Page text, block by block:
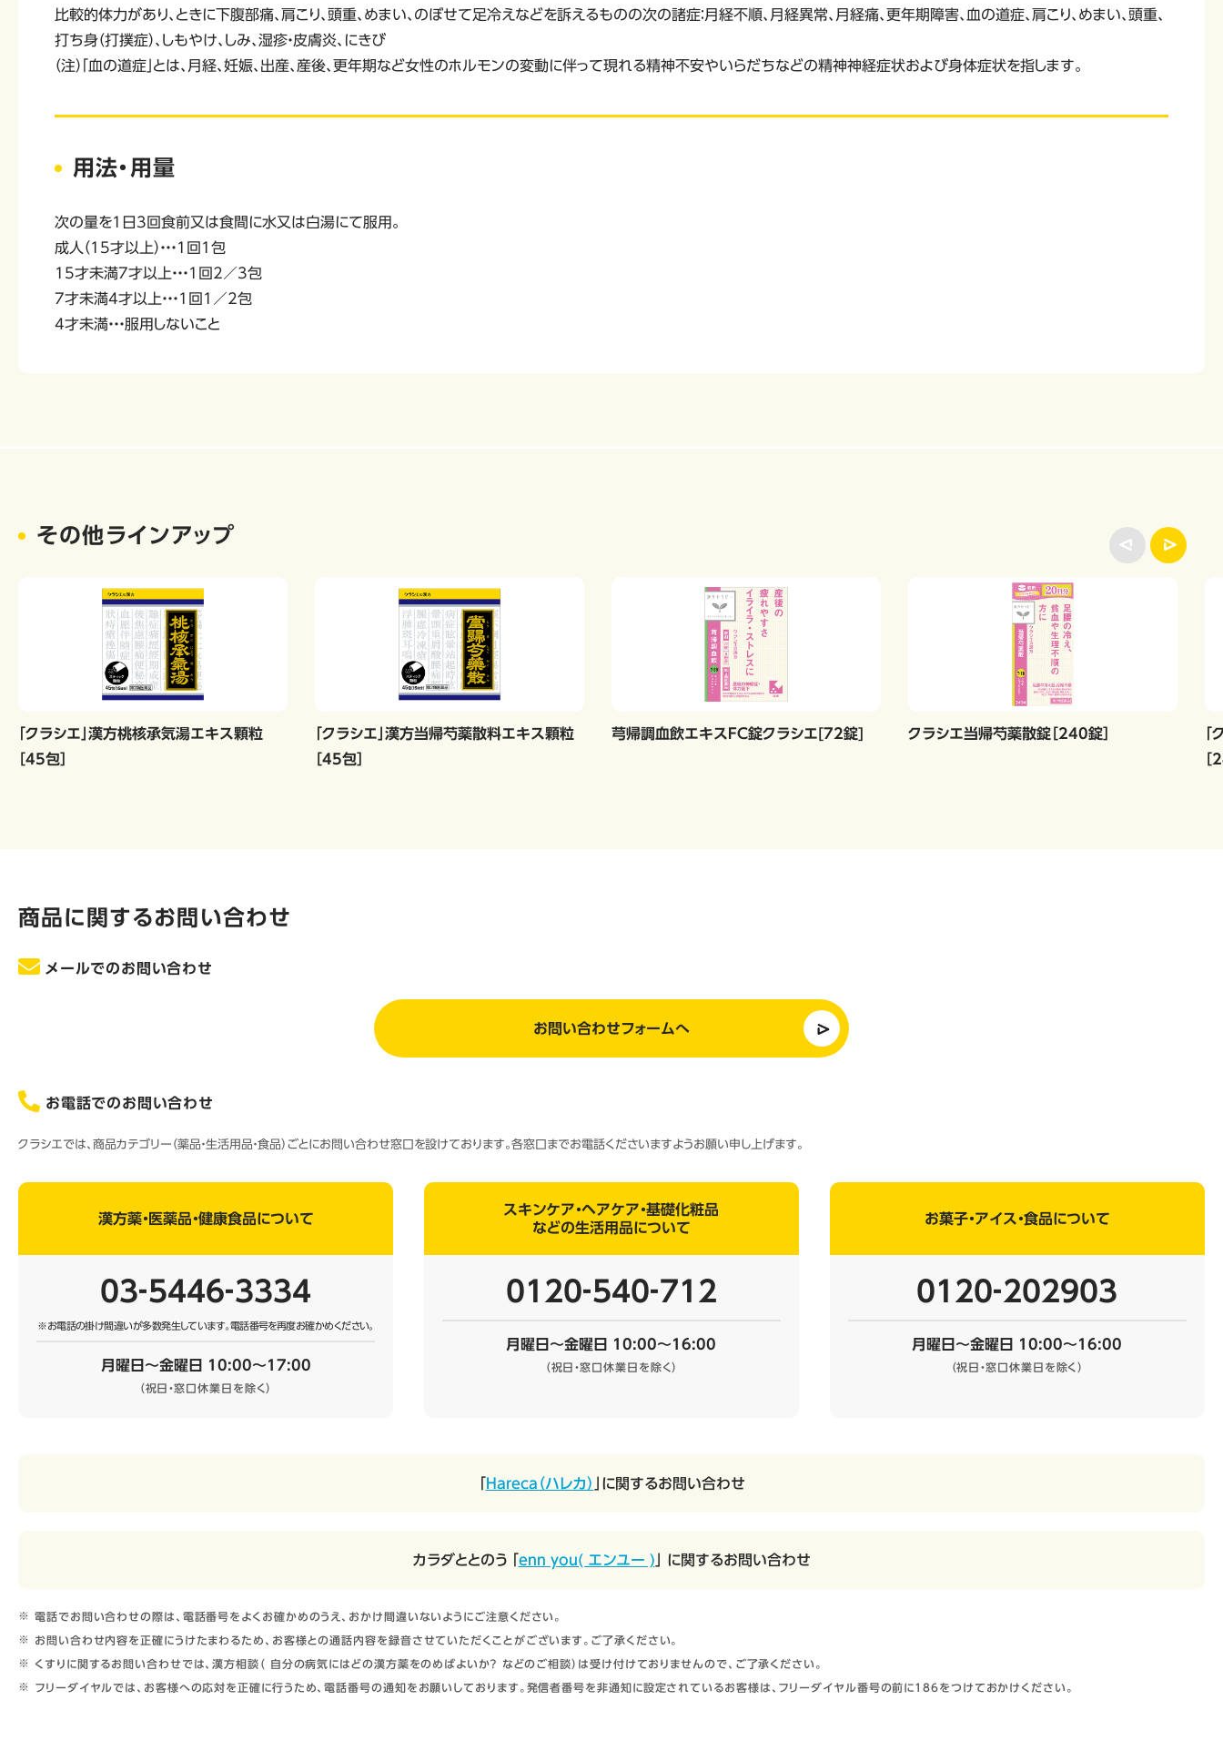
比較的体力があり、ときに下腹部痛、肩こり、頭重、めまい、のぼせて足冷えなどを訴えるものの次の諸症：月経不順、月経異常、月経痛、更年期障害、血の道症、肩こり、めまい、頭重、
打ち身（打撲症）、しもやけ、しみ、湿疹・皮膚炎、にきび
（注）「血の道症」とは、月経、妊娠、出産、産後、更年期など女性のホルモンの変動に伴って現れる精神不安やいらだちなどの精神神経症状および身体症状を指します。
用法・用量
次の量を1日3回食前又は食間に水又は白湯にて服用。
成人（15才以上）・・・1回1包
15才未満7才以上・・・1回2／3包
7才未満4才以上・・・1回1／2包
4才未満・・・服用しないこと
その他ラインアップ
「クラシエ」漢方桃核承気湯エキス顆粒
［45包］
「クラシエ」漢方当帰芍薬散料エキス顆粒
［45包］
芎帰調血飲エキスFC錠クラシエ[72錠] クラシエ当帰芍薬散錠［240錠］
商品に関するお問い合わせ
メールでのお問い合わせ
お問い合わせフォームへ
お電話でのお問い合わせ
クラシエでは、商品カテゴリー（薬品・生活用品・食品）ごとにお問い合わせ窓口を設けております。各窓口までお電話くださいますようお願い申し上げます。
漢方薬・医薬品・健康食品について
03‐5446‐3334
※お電話の掛け間違いが多数発生しています。電話番号を再度お確かめください。
月曜日～金曜日 10:00～17:00
（祝日・窓口休業日を除く）
スキンケア・ヘアケア・基礎化粧品
などの生活用品について
0120‐540‐712
月曜日～金曜日 10:00～16:00
（祝日・窓口休業日を除く）
お菓子・アイス・食品について
0120‐202903
月曜日～金曜日 10:00～16:00
（祝日・窓口休業日を除く）
Hareca（ハレカ） 」に関するお問い合わせ
カラダととのう 「 enn you( エンユー ) 」 に関するお問い合わせ
電話でお問い合わせの際は、電話番号をよくお確かめのうえ、おかけ間違いないようにご注意ください。
お問い合わせ内容を正確にうけたまわるため、お客様との通話内容を録音させていただくことがございます。ご了承ください。
くすりに関するお問い合わせでは、漢方相談（ 自分の病気にはどの漢方薬をのめばよいか？ などのご相談）は受け付けておりませんので、ご了承ください。
フリーダイヤルでは、お客様への応対を正確に行うため、電話番号の通知をお願いしております。発信者番号を非通知に設定されているお客様は、フリーダイヤル番号の前に186をつけておかけください。